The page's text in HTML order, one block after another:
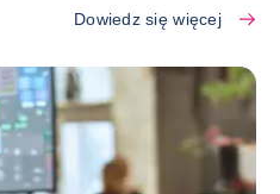
Dowiedz się więcej